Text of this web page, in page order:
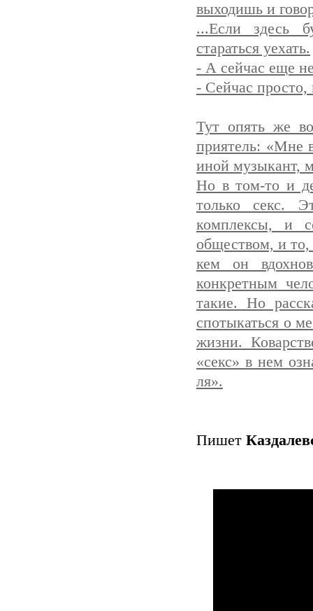
выходишь и
...Если здесь
стараться уехать.
- А сейчас еще
- Сейчас
Тут опять же
приятель: «Мне
иной музыкант,
Но в том-то и
только секс.
комплексы, и
обществом, и то,
кем он
конкретным
такие. Но
спотыкаться о
жизни.
«секс» в нем
ля».
Пишет